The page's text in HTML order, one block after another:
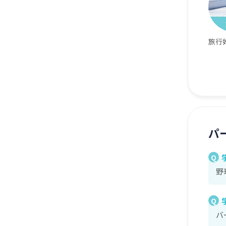
旅行
パ
Q
野
Q
バ